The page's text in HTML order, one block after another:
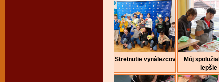
Stretnutie vynálezcov
Môj
lepšie